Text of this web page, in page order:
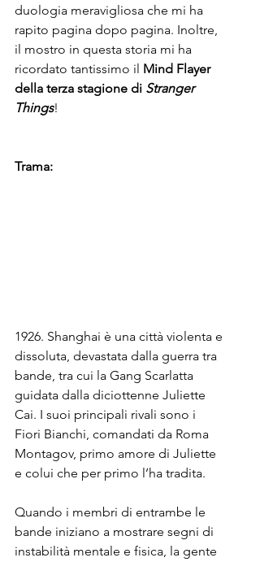
duologia meravigliosa che mi ha
rapito pagina dopo pagina. Inoltre,
il mostro in questa storia mi ha
ricordato tantissimo il Mind Flayer
della terza stagione di Stranger
Things!
Trama:
1926. Shanghai è una città violenta e
dissoluta, devastata dalla guerra tra
bande, tra cui la Gang Scarlatta
guidata dalla diciottenne Juliette
Cai. I suoi principali rivali sono i
Fiori Bianchi, comandati da Roma
Montagov, primo amore di Juliette
e colui che per primo l’ha tradita.
Quando i membri di entrambe le
bande iniziano a mostrare segni di
instabilità mentale e fisica, la gente